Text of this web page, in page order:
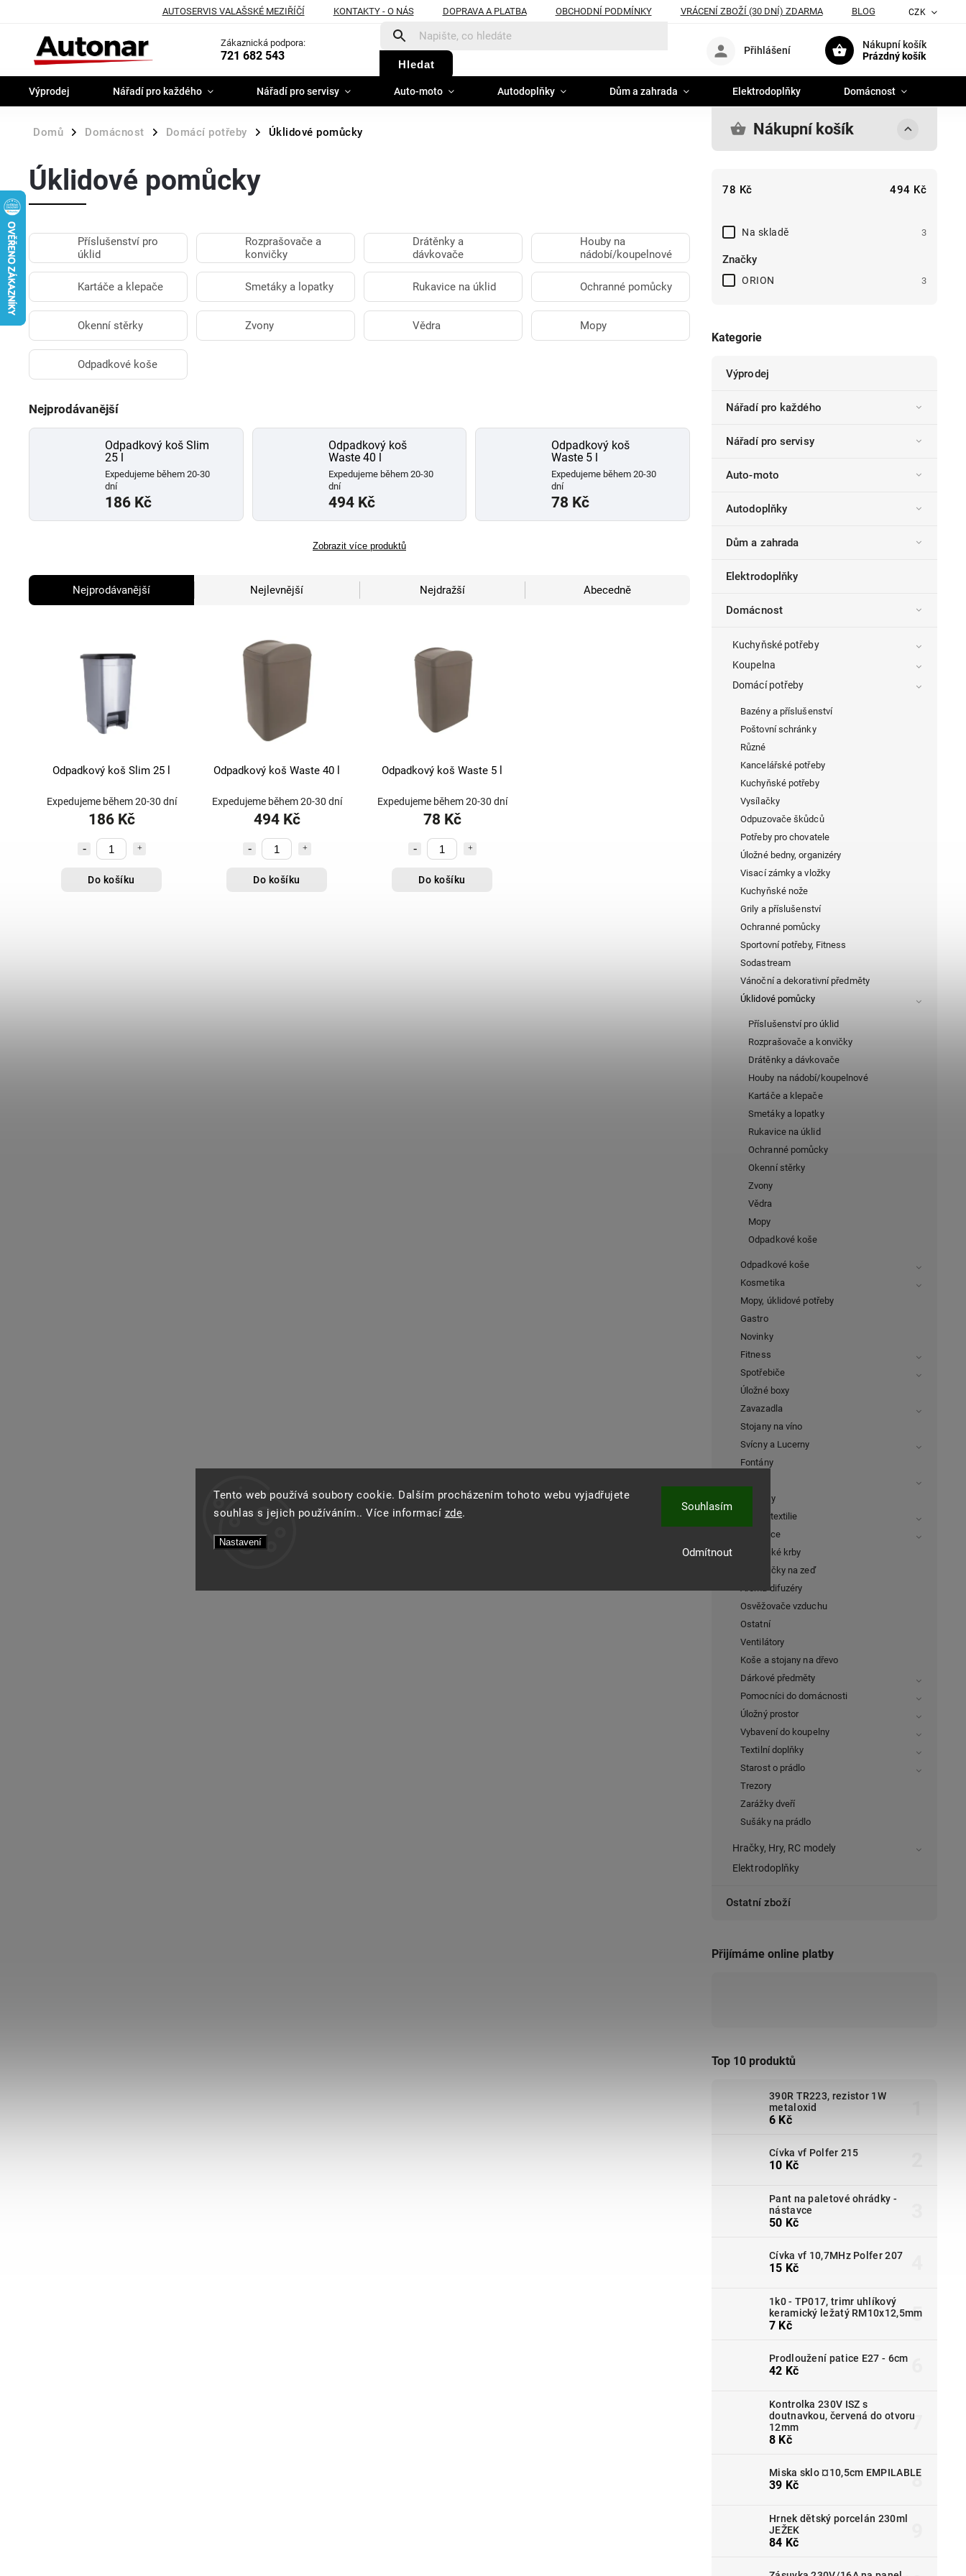
Tento web používá soubory cookie. Dalším procházením tohoto webu vyjadřujete
souhlas s jejich používáním.. Více informací zde.
Nastavení
Odmítnout
Souhlasím
AUTOSERVIS VALAŠSKÉ MEZIŘÍČÍ KONTAKTY - O NÁS DOPRAVA A PLATBA OBCHODNÍ PODMÍNKY VRÁCENÍ ZBOŽÍ (30 DNÍ) ZDARMA BLOG CZK
Zákaznická podpora:
721 682 543
Hledat
Nákupní košík
Prázdný košík
Přihlášení
Výprodej Nářadí pro každého Nářadí pro servisy Auto-moto Autodoplňky Dům a zahrada Elektrodoplňky Domácnost
Domů / Domácnost / Domácí potřeby / Úklidové pomůcky Nákupní košík
78 Kč 494 Kč
Na skladě 3
Značky
ORION 3
Kategorie
Výprodej
Nářadí pro každého
Nářadí pro servisy
Auto-moto
Autodoplňky
Dům a zahrada
Elektrodoplňky
Domácnost
Kuchyňské potřeby
Koupelna
Domácí potřeby
Bazény a příslušenství
Poštovní schránky
Různé
Kancelářské potřeby
Kuchyňské potřeby
Vysílačky
Odpuzovače škůdců
Potřeby pro chovatele
Úložné bedny, organizéry
Visací zámky a vložky
Kuchyňské nože
Grily a příslušenství
Ochranné pomůcky
Sportovní potřeby, Fitness
Sodastream
Vánoční a dekorativní předměty
Úklidové pomůcky
Příslušenství pro úklid
Rozprašovače a konvičky
Drátěnky a dávkovače
Houby na nádobí/koupelnové
Kartáče a klepače
Smetáky a lopatky
Rukavice na úklid
Ochranné pomůcky
Okenní stěrky
Zvony
Vědra
Mopy
Odpadkové koše
Odpadkové koše
Kosmetika
Mopy, úklidové potřeby
Gastro
Novinky
Fitness
Spotřebiče
Úložné boxy
Zavazadla
Stojany na víno
Svícny a Lucerny
Fontány
Rohožky
Bytové textilie
Dekorace
Elektrické krby
Lékárničky na zeď
Aroma difuzéry
Osvěžovače vzduchu
Ostatní
Ventilátory
Koše a stojany na dřevo
Dárkové předměty
Pomocníci do domácnosti
Úložný prostor
Vybavení do koupelny
Textilní doplňky
Starost o prádlo
Trezory
Zarážky dveří
Sušáky na prádlo
Hračky, Hry, RC modely
Elektrodoplňky
Ostatní zboží
Přijímáme online platby
Top 10 produktů
390R TR223, rezistor 1W
metaloxid
6 Kč
Cívka vf Polfer 215
10 Kč
Pant na paletové ohrádky -
nástavce
50 Kč
Cívka vf 10,7MHz Polfer 207
15 Kč
1k0 - TP017, trimr uhlíkový
keramický ležatý RM10x12,5mm
7 Kč
Prodloužení patice E27 - 6cm
42 Kč
Kontrolka 230V ISZ s
doutnavkou, červená do otvoru
12mm
8 Kč
Miska sklo ¤10,5cm EMPILABLE
39 Kč
Hrnek dětský porcelán 230ml
JEŽEK
84 Kč
Úklidové pomůcky
Příslušenství pro
úklid
Rozprašovače a
konvičky
Drátěnky a
dávkovače
Houby na
nádobí/koupelnové
Kartáče a klepače Smetáky a lopatky Rukavice na úklid Ochranné pomůcky
Okenní stěrky Zvony Vědra Mopy
Odpadkové koše
Nejprodávanější
Odpadkový koš Slim
25 l
Expedujeme během 20-30
dní
186 Kč
Odpadkový koš
Waste 40 l
Expedujeme během 20-30
dní
494 Kč
Odpadkový koš
Waste 5 l
Expedujeme během 20-30
dní
78 Kč
Zobrazit více produktů
Nejprodávanější Nejlevnější Nejdražší Abecedně
Odpadkový koš Slim 25 l
Expedujeme během 20-30 dní
186 Kč
Do košíku
Odpadkový koš Waste 40 l
Expedujeme během 20-30 dní
494 Kč
Do košíku
Odpadkový koš Waste 5 l
Expedujeme během 20-30 dní
78 Kč
Do košíku